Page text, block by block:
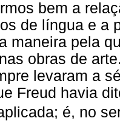
bem a
de língua e a
maneira pela
obras de
levaram a
Freud havia
é, no